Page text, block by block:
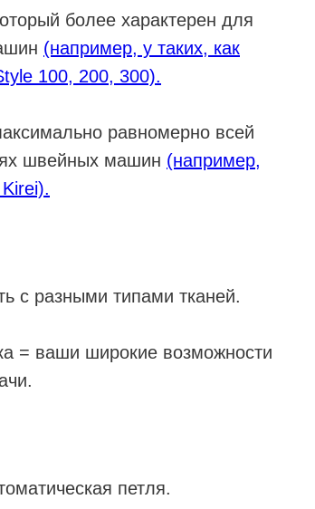
более характерен для
(например, у таких, как
100, 200, 300).
равномерно всей
швейных машин (например,
с разными типами тканей.
= ваши широкие возможности
петля.